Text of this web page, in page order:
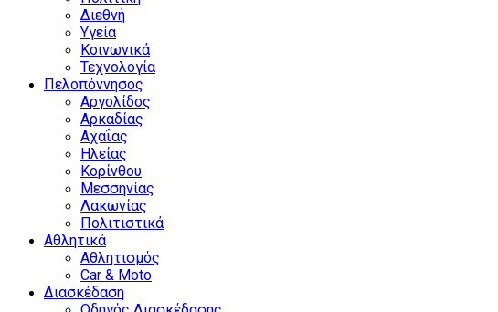
Διεθνή
Υγεία
Κοινωνικά
Τεχνολογία
Πελοπόννησος
Αργολίδος
Αρκαδίας
Αχαΐας
Ηλείας
Κορίνθου
Μεσσηνίας
Λακωνίας
Πολιτιστικά
Αθλητικά
Αθλητισμός
Car & Moto
Διασκέδαση